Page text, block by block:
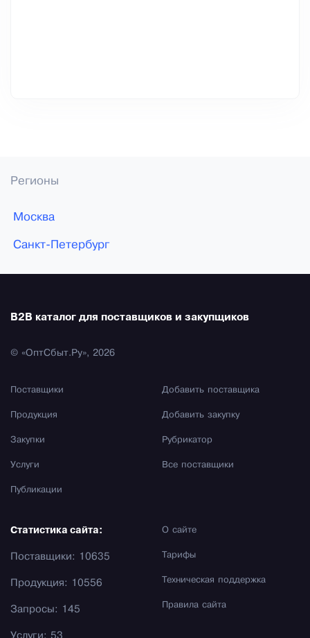
Регионы
Москва
Санкт-Петербург
B2B каталог для поставщиков и закупщиков
© «ОптСбыт.Ру», 2026
Поставщики
Продукция
Закупки
Услуги
Публикации
Добавить поставщика
Добавить закупку
Рубрикатор
Все поставщики
О сайте
Тарифы
Техническая поддержка
Правила сайта
Статистика сайта:
Поставщики: 10635
Продукция: 10556
Запросы: 145